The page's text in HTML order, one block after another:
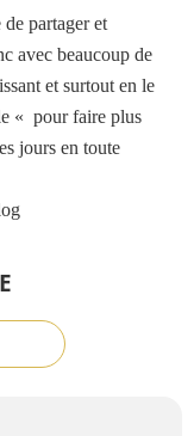
partager et
avec beaucoup de
et surtout en le
« pour faire plus
jours en toute